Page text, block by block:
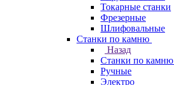
Токарные станки
Фрезерные
Шлифовальные
Станки по камню
Назад
Станки по камню
Ручные
Электро